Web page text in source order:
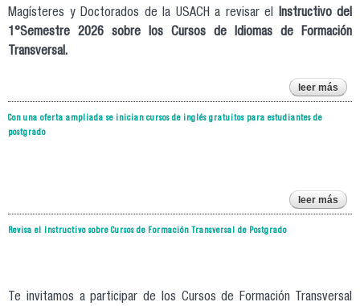
Magísteres y Doctorados de la USACH a revisar el Instructivo del
1°Semestre 2026 sobre los Cursos de Idiomas de Formación
Transversal.
leer más
Con una oferta ampliada se inician cursos de inglés gratuitos para estudiantes de
postgrado
leer más
Revisa el Instructivo sobre Cursos de Formación Transversal de Postgrado
Te invitamos a participar de los Cursos de Formación Transversal